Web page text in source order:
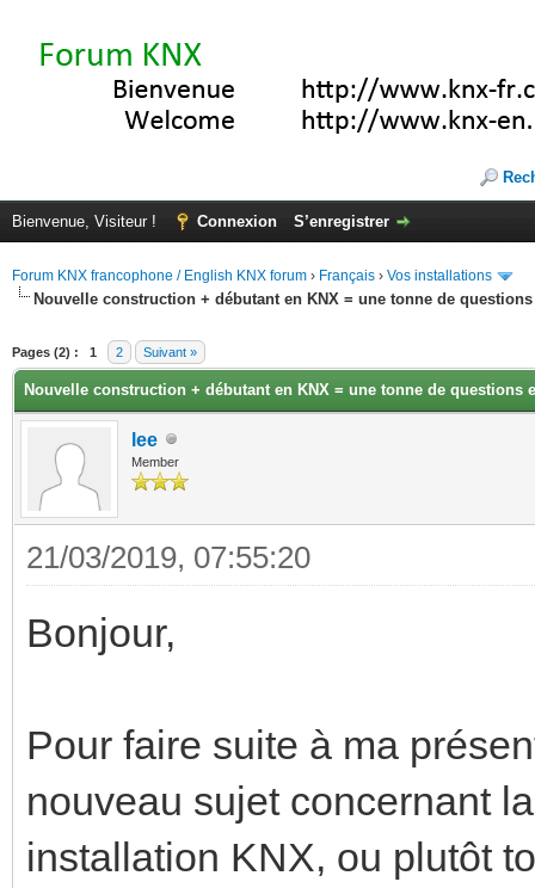
Bienvenue, Visiteur ! Connexion S’enregistrer
Forum KNX francophone / English KNX forum › Français › Vos installations
Nouvelle construction + débutant en KNX = une tonne de
Pages (2) : 1 2 Suivant »
Nouvelle construction + débutant en KNX = une tonne de questions
lee
Member
21/03/2019, 07:55:20
Bonjour,
Pour faire suite à ma
nouveau sujet concernant
installation KNX, ou plutôt